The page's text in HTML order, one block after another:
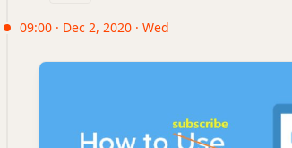
09:00 · Dec 2, 2020 · Wed